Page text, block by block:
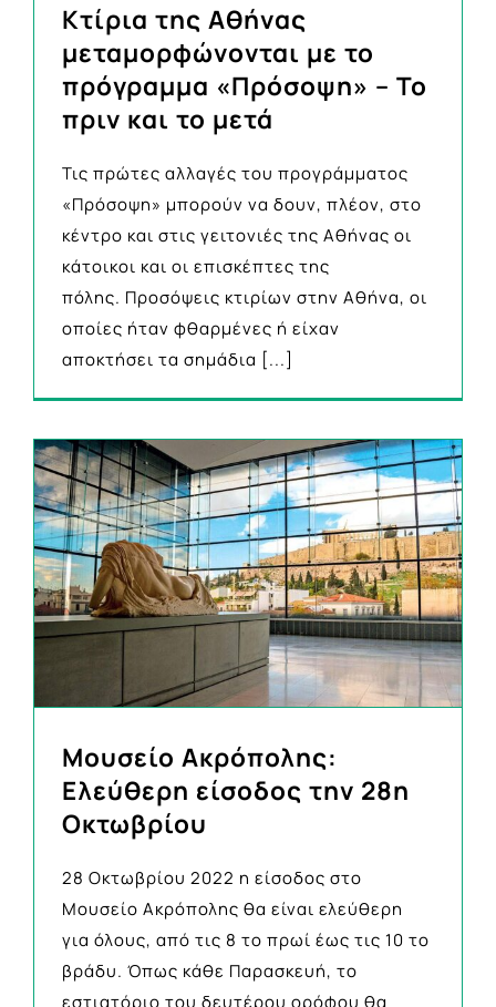
Κτίρια της Αθήνας
μεταμορφώνονται με το
πρόγραμμα «Πρόσοψη» – Το
πριν και το μετά
Τις πρώτες αλλαγές του προγράμματος
«Πρόσοψη» μπορούν να δουν, πλέον, στο
κέντρο και στις γειτονιές της Αθήνας οι
κάτοικοι και οι επισκέπτες της
πόλης. Προσόψεις κτιρίων στην Αθήνα, οι
οποίες ήταν φθαρμένες ή είχαν
αποκτήσει τα σημάδια [...]
Μουσείο Ακρόπολης:
Ελεύθερη είσοδος την 28η
Οκτωβρίου
28 Οκτωβρίου 2022 η είσοδος στο
Μουσείο Ακρόπολης θα είναι ελεύθερη
για όλους, από τις 8 το πρωί έως τις 10 το
βράδυ. Όπως κάθε Παρασκευή, το
εστιατόριο του δευτέρου ορόφου θα